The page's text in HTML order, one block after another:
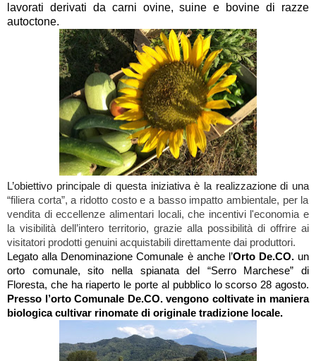
lavorati derivati da carni ovine, suine e bovine di razze
autoctone.
L’obiettivo principale di questa iniziativa è la realizzazione di una
“filiera corta”, a ridotto costo e a basso impatto ambientale, per la
vendita di eccellenze alimentari locali, che incentivi l'economia e
la visibilità dell’intero territorio, grazie alla possibilità di offrire ai
visitatori prodotti genuini acquistabili direttamente dai produttori.
Legato alla Denominazione Comunale è anche l’Orto De.CO. un
orto comunale, sito nella spianata del “Serro Marchese” di
Floresta, che ha riaperto le porte al pubblico lo scorso 28 agosto.
Presso l’orto Comunale De.CO. vengono coltivate in maniera
biologica cultivar rinomate di originale tradizione locale.